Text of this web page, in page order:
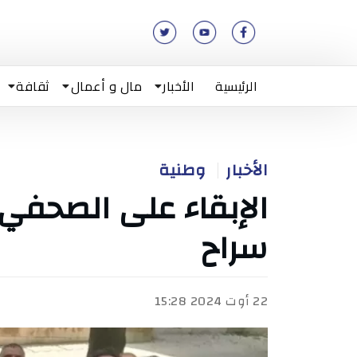
الرئيسية الأخبار مال و أعمال ثقافة
الأخبار وطنية
الإبقاء على
سراح
22 أوت 2024 15:28